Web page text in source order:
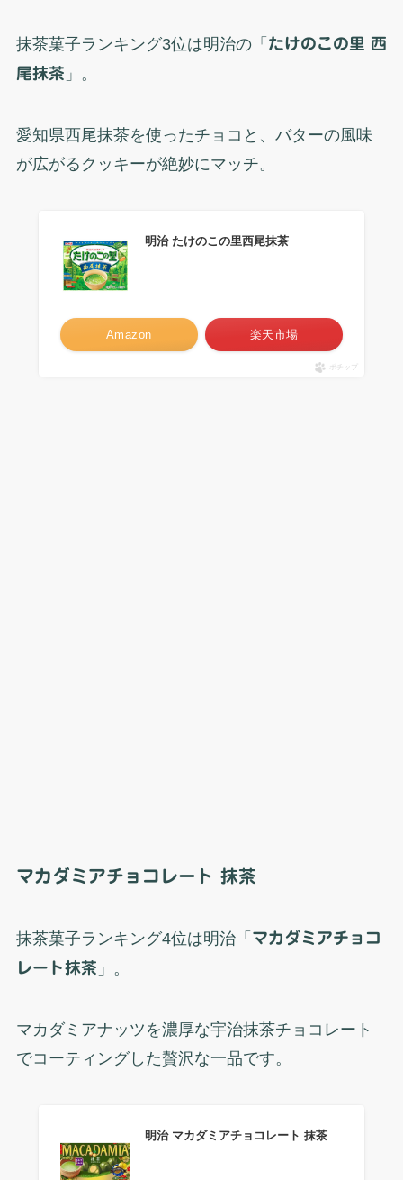
抹茶菓子ランキング3位は明治の「 たけのこの里 西
尾抹茶 」。
愛知県西尾抹茶を使ったチョコと、バターの風味
が広がるクッキーが絶妙にマッチ。
明治 たけのこの里西尾抹茶
Amazon 楽天市場
ポチップ
マカダミアチョコレート 抹茶
抹茶菓子ランキング4位は明治「 マカダミアチョコ
レート抹茶 」。
マカダミアナッツを濃厚な宇治抹茶チョコレート
でコーティングした贅沢な一品です。
明治 マカダミアチョコレート 抹茶